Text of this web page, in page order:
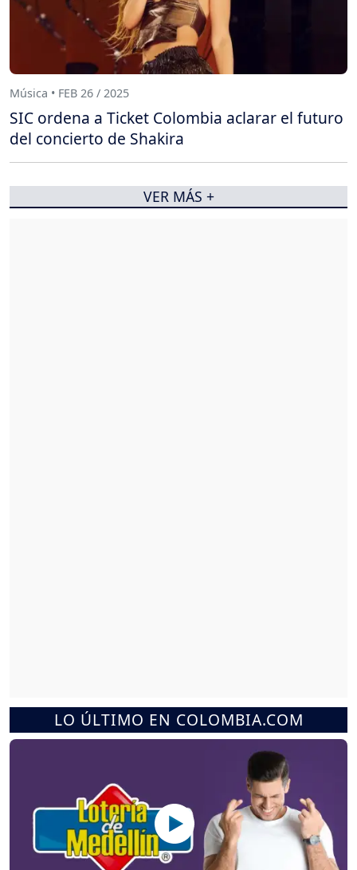
LO ÚLTIMO EN COLOMBIA.COM
Música • FEB 26 / 2025
SIC ordena a Ticket Colombia aclarar el futuro
del concierto de Shakira
VER MÁS +